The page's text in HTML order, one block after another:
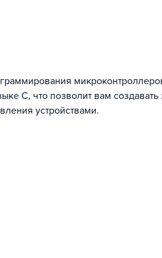
C, что позволит вам
устройствами.